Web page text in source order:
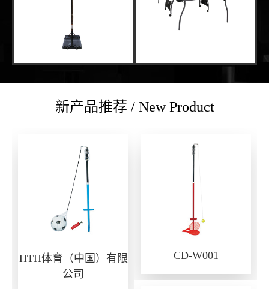
新产品推荐 / New Product
HTH体育（中国）有限
公司
CD-W001